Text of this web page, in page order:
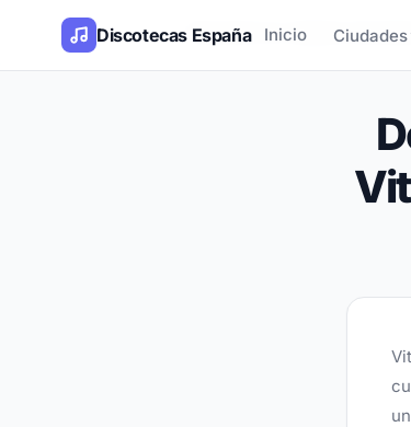
Discotecas España Inicio Ciudades
Inicio / Blog / Descubre las mejores